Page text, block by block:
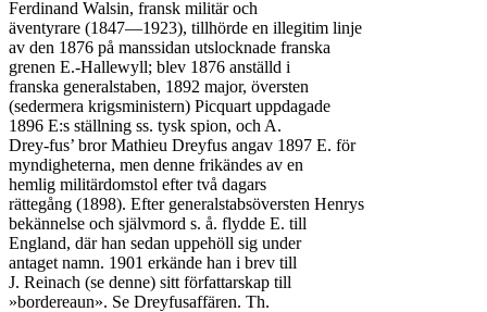
Ferdinand Walsin, fransk militär och
äventyrare (1847—1923), tillhörde en illegitim linje
av den 1876 på manssidan utslocknade franska
grenen E.-Hallewyll; blev 1876 anställd i
franska generalstaben, 1892 major, översten
(sedermera krigsministern) Picquart uppdagade
1896 E:s ställning ss. tysk spion, och A.
Drey-fus’ bror Mathieu Dreyfus angav 1897 E. för
myndigheterna, men denne frikändes av en
hemlig militärdomstol efter två dagars
rättegång (1898). Efter generalstabsöversten Henrys
bekännelse och självmord s. å. flydde E. till
England, där han sedan uppehöll sig under
antaget namn. 1901 erkände han i brev till
J. Reinach (se denne) sitt författarskap till
»bordereaun». Se Dreyfusaffären. Th.